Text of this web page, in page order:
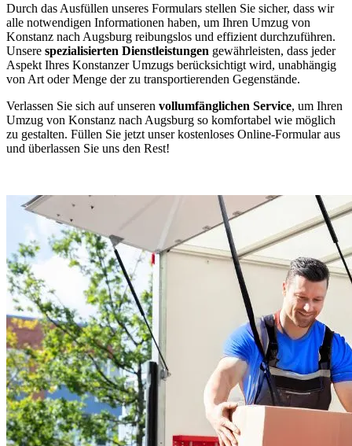
Durch das Ausfüllen unseres Formulars stellen Sie sicher, dass wir
alle notwendigen Informationen haben, um Ihren Umzug von
Konstanz nach Augsburg reibungslos und effizient durchzuführen.
Unsere spezialisierten Dienstleistungen gewährleisten, dass jeder
Aspekt Ihres Konstanzer Umzugs berücksichtigt wird, unabhängig
von Art oder Menge der zu transportierenden Gegenstände.
Verlassen Sie sich auf unseren vollumfänglichen Service, um Ihren
Umzug von Konstanz nach Augsburg so komfortabel wie möglich
zu gestalten. Füllen Sie jetzt unser kostenloses Online-Formular aus
und überlassen Sie uns den Rest!